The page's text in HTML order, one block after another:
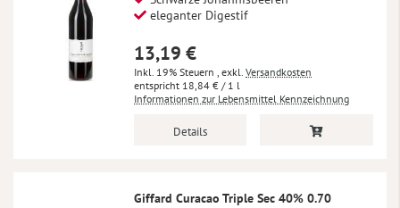
eleganter Digestif
13,19 €
Inkl. 19% Steuern , exkl. Versandkosten
18,84 € / 1 l
Informationen zur Lebensmittel Kennzeichnung
Details
Giffard Curacao Triple Sec 40% 0.70